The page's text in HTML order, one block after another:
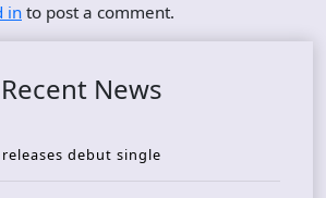
in to post a comment.
Recent News
releases debut single